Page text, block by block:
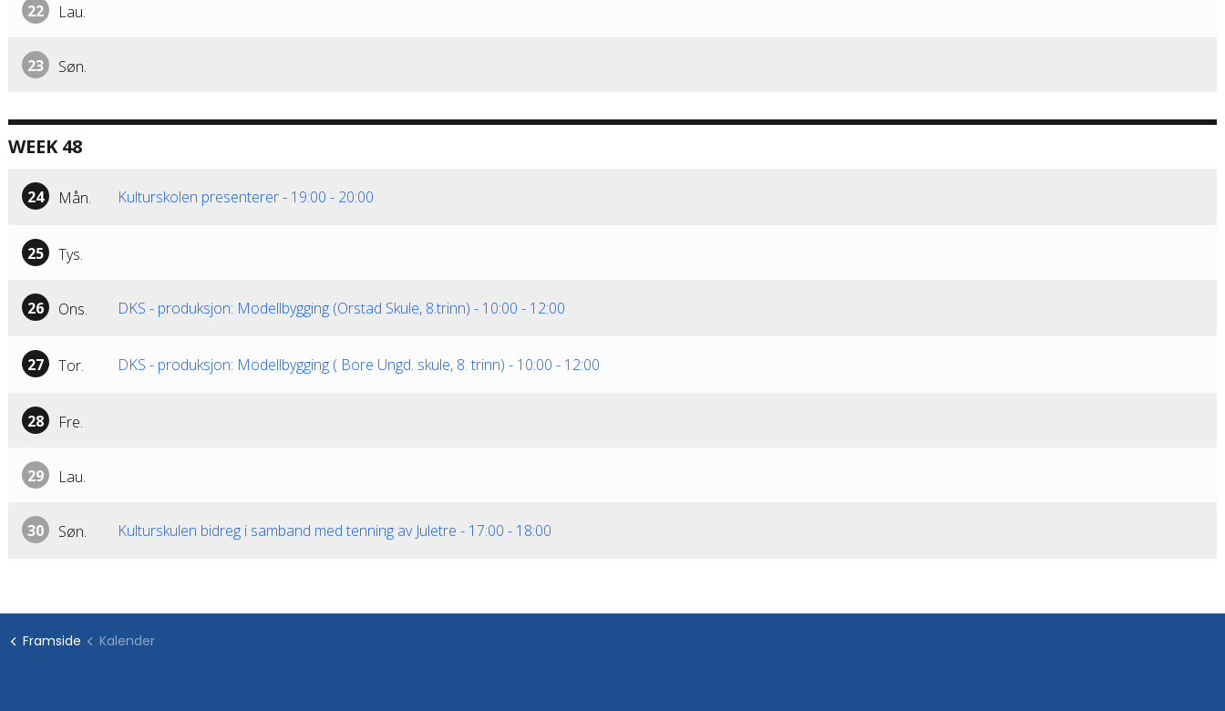
22 Lau.
23 Søn.
WEEK 48
24 Mån. Kulturskolen presenterer- 19:00 - 20:00
25 Tys.
26 Ons. DKS - produksjon: Modellbygging (Orstad Skule, 8.trinn) - 10:00 - 12:00
27 Tor. DKS - produksjon: Modellbygging ( Bore Ungd. skule, 8. trinn) - 10:00 - 12:00
28 Fre.
29 Lau.
30 Søn. Kulturskulen bidreg i samband med tenning av Juletre - 17:00 - 18:00
Framside Kalender